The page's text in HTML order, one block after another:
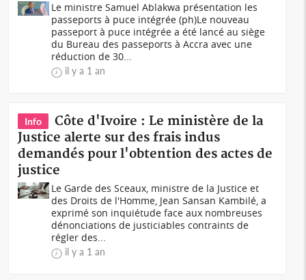
Le ministre Samuel Ablakwa présentation les
passeports à puce intégrée (ph)Le nouveau
passeport à puce intégrée a été lancé au siège
du Bureau des passeports à Accra avec une
réduction de 30...
il y a 1 an
Info
Côte d'Ivoire : Le ministère de la
Justice alerte sur des frais indus
demandés pour l'obtention des actes de
justice
Le Garde des Sceaux, ministre de la Justice et
des Droits de l'Homme, Jean Sansan Kambilé, a
exprimé son inquiétude face aux nombreuses
dénonciations de justiciables contraints de
régler des...
il y a 1 an